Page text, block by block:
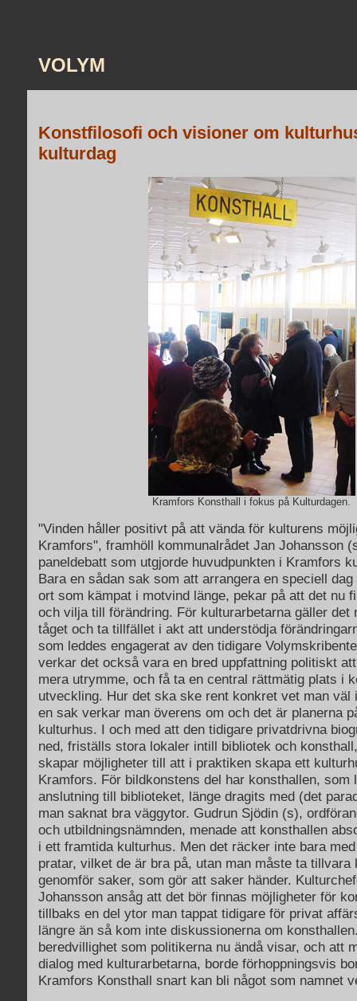
VOLYM
Konstfilosofi och visioner om
kulturdag
Kramfors Konsthall i fokus på Kulturdagen.
"Vinden håller positivt på att vända för kulturens
Kramfors", framhöll kommunalrådet Jan Johansson
paneldebatt som utgjorde huvudpunkten i Kramfors
Bara en sådan sak som att arrangera en speciell
ort som kämpat i motvind länge, pekar på att det nu
och vilja till förändring. För kulturarbetarna gäller det
tåget och ta tillfället i akt att understödja
som leddes engagerat av den tidigare
verkar det också vara en bred uppfattning politiskt
mera utrymme, och få ta en central rättmätig plats i
utveckling. Hur det ska ske rent konkret vet man väl
en sak verkar man överens om och det är planerna
kulturhus. I och med att den tidigare privatdrivna
ned, friställs stora lokaler intill bibliotek och
skapar möjligheter till att i praktiken skapa ett
Kramfors. För bildkonstens del har konsthallen, som
anslutning till biblioteket, länge dragits med (det
man saknat bra väggytor. Gudrun Sjödin (s),
och utbildningsnämnden, menade att konsthallen
i ett framtida kulturhus. Men det räcker inte bara
pratar, vilket de är bra på, utan man måste ta tillvara
genomför saker, som gör att saker händer.
Johansson ansåg att det bör finnas möjligheter för
tillbaks en del ytor man tappat tidigare för privat
längre än så kom inte diskussionerna om
beredvillighet som politikerna nu ändå visar, och att
dialog med kulturarbetarna, borde förhoppningsvis
Kramfors Konsthall snart kan bli något som namnet